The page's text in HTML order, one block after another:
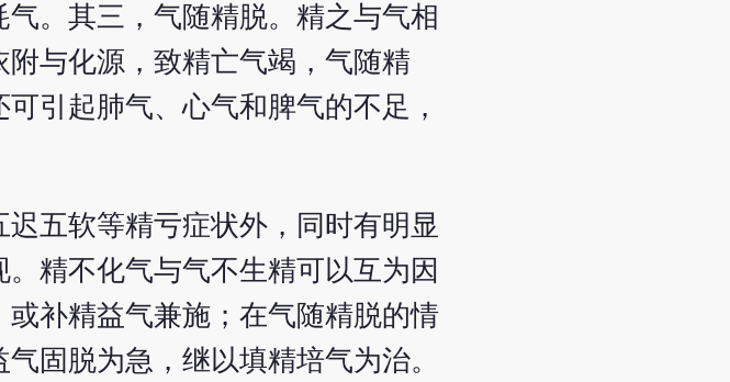
。其三，气随精脱。精之与气相
与化源，致精亡气竭，气随精
引起肺气、心气和脾气的不足，
五软等精亏症状外，同时有明显
精不化气与气不生精可以互为因
补精益气兼施；在气随精脱的情
固脱为急，继以填精培气为治。